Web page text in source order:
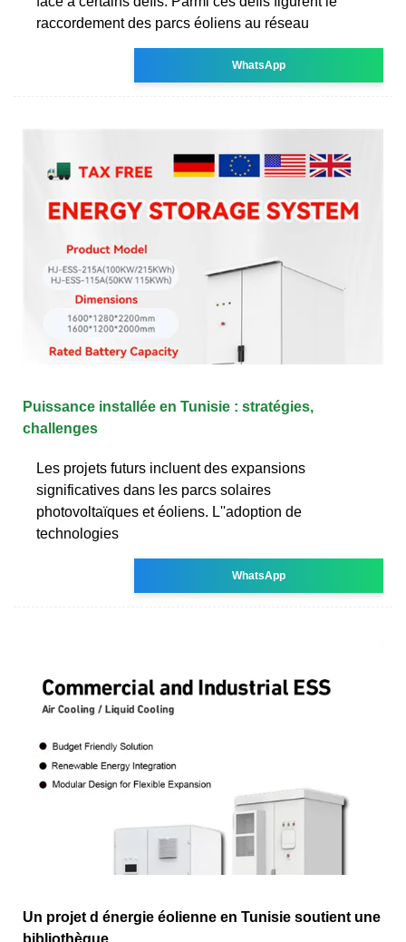
raccordement des parcs éoliens au réseau
WhatsApp
Puissance installée en Tunisie : stratégies,
challenges
Les projets futurs incluent des expansions
significatives dans les parcs solaires
photovoltaïques et éoliens. L''adoption de
technologies
WhatsApp
Un projet d énergie éolienne en Tunisie soutient une
bibliothèque